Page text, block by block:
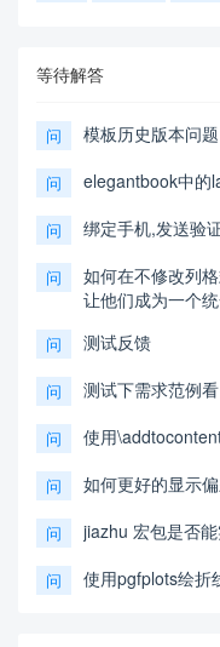
等待解答
问 模板历史版本问题
问 elegantbook中的
问 绑定手机,发送验
问
如何在不修改列
让他们成为一个
问 测试反馈
问 测试下需求范例看
问 使用
问 如何更好的显示
问 jiazhu 宏包是否
问 使用pgfplots绘折